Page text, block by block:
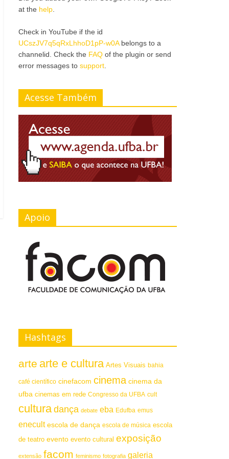
at the help
Check in YouTube if the id
UCszJV7q5qRxLhhoD1pP-w0Abelongs to a
channelid. Check the FAQ of the plugin or send
error messages to support
Acesse Também
Apoio
Hashtags
arte arte e cultura Artes Visuais bahia
café científico cinefacom cinema cinema da
ufba cinemas em rede Congresso da UFBA cult
cultura dança debate eba Edufba emus
enecult escola de dança escola de música escola
de teatro evento evento cultural exposição
extensão facom feminismo fotografia galeria